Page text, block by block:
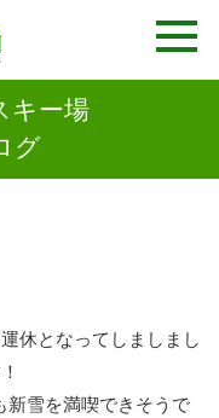
キー場
グ
休となってしましまし
新雪を満喫できそうで